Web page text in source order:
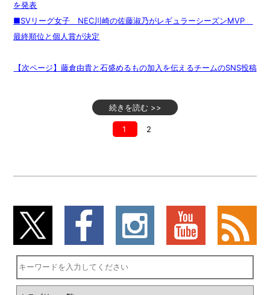
を発表
■SVリーグ女子 NEC川崎の佐藤淑乃がレギュラーシーズンMVP
最終順位と個人賞が決定
【次ページ】藤倉由貴と石盛めるもの加入を伝えるチームのSNS投稿
続きを読む >>
1 2